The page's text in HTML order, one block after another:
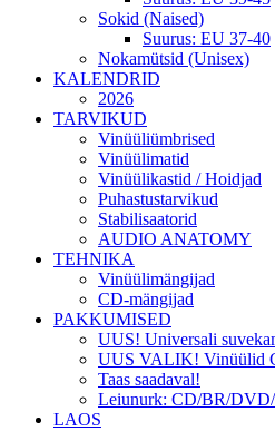
Sokid (Naised)
Suurus: EU 37-40
Nokamütsid (Unisex)
KALENDRID
2026
TARVIKUD
Vinüüliümbrised
Vinüülimatid
Vinüülikastid / Hoidjad
Puhastustarvikud
Stabilisaatorid
AUDIO ANATOMY
TEHNIKA
Vinüülimängijad
CD-mängijad
PAKKUMISED
UUS! Universali
UUS VALIK! Vinüülid
Taas saadaval!
Leiunurk: CD/BR/DVD/
LAOS